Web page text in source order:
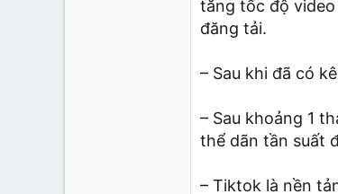
tăng tốc độ
đăng tải.
– Sau khi đã có
– Sau khoảng 1
thể dãn tần suất
– Tiktok là nền